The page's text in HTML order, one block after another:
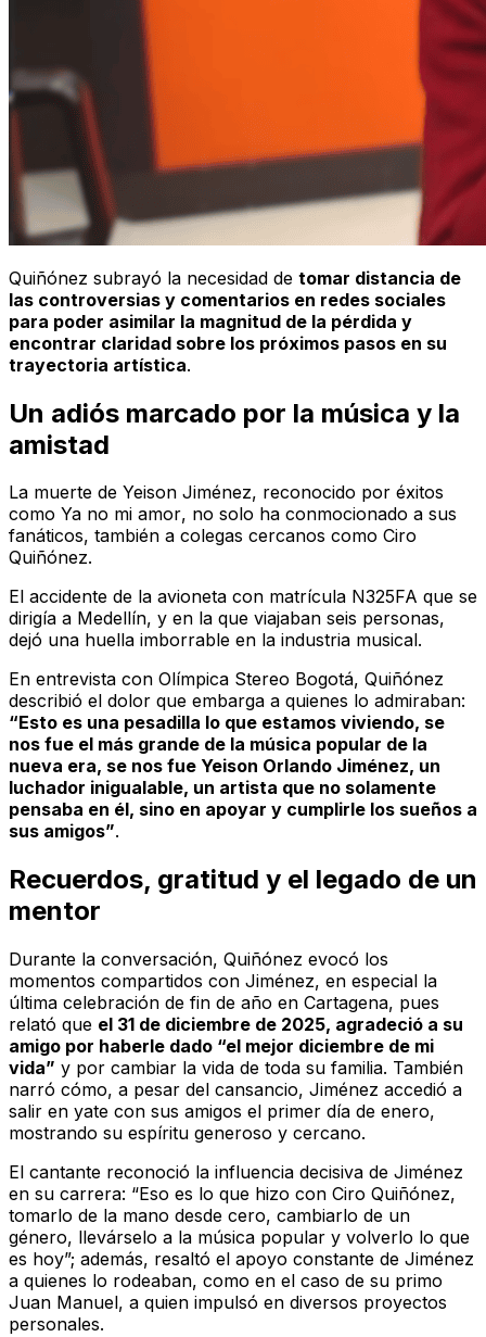
Quiñónez subrayó la necesidad de tomar distancia de
las controversias y comentarios en redes sociales
para poder asimilar la magnitud de la pérdida y
encontrar claridad sobre los próximos pasos en su
trayectoria artística.
Un adiós marcado por la música y la
amistad
La muerte de Yeison Jiménez, reconocido por éxitos
como Ya no mi amor, no solo ha conmocionado a sus
fanáticos, también a colegas cercanos como Ciro
Quiñónez.
El accidente de la avioneta con matrícula N325FA que se
dirigía a Medellín, y en la que viajaban seis personas,
dejó una huella imborrable en la industria musical.
En entrevista con Olímpica Stereo Bogotá, Quiñónez
describió el dolor que embarga a quienes lo admiraban:
“Esto es una pesadilla lo que estamos viviendo, se
nos fue el más grande de la música popular de la
nueva era, se nos fue Yeison Orlando Jiménez, un
luchador inigualable, un artista que no solamente
pensaba en él, sino en apoyar y cumplirle los sueños a
sus amigos”.
Recuerdos, gratitud y el legado de un
mentor
Durante la conversación, Quiñónez evocó los
momentos compartidos con Jiménez, en especial la
última celebración de fin de año en Cartagena, pues
relató que el 31 de diciembre de 2025, agradeció a su
amigo por haberle dado “el mejor diciembre de mi
vida” y por cambiar la vida de toda su familia. También
narró cómo, a pesar del cansancio, Jiménez accedió a
salir en yate con sus amigos el primer día de enero,
mostrando su espíritu generoso y cercano.
El cantante reconoció la influencia decisiva de Jiménez
en su carrera: “Eso es lo que hizo con Ciro Quiñónez,
tomarlo de la mano desde cero, cambiarlo de un
género, llevárselo a la música popular y volverlo lo que
es hoy”; además, resaltó el apoyo constante de Jiménez
a quienes lo rodeaban, como en el caso de su primo
Juan Manuel, a quien impulsó en diversos proyectos
personales.